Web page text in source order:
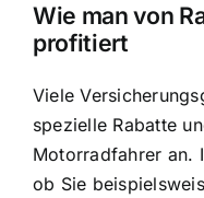
Wie man von
profitiert
Viele
spezielle Rabatte
Motorradfahrer an.
ob Sie